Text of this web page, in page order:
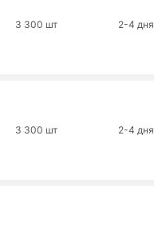
3 300 шт 2-4 дня
3 300 шт 2-4 дня